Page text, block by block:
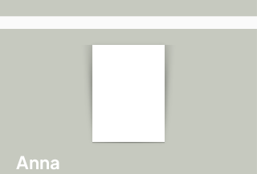
Anna